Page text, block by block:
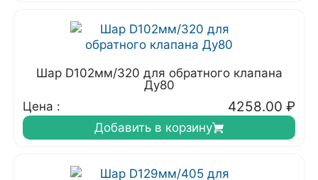
Шар D102мм/320 для обратного клапана
Ду80
Цена :
4258.00 ₽
Добавить в корзину